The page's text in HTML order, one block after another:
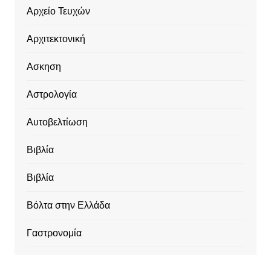
Αρχείο Τευχών
Αρχιτεκτονική
Ασκηση
Αστρολογία
Αυτοβελτίωση
Βιβλία
Βιβλία
Βόλτα στην Ελλάδα
Γαστρονομία